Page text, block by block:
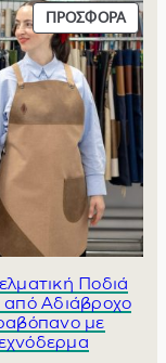
ΠΡΟΣΦΟΡΆΠ
Ρ
Ο
Ό
Π
Ρ
Ο
Σ
Φ
Ο
Ποδιά
Αδιάβροχο
με